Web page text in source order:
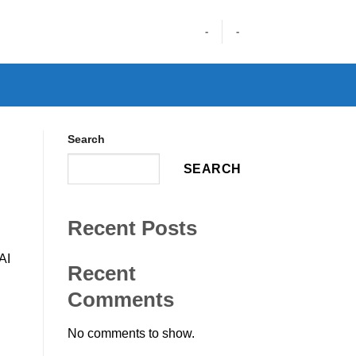
- -
Search
SEARCH
Recent Posts
Recent
Comments
No comments to show.